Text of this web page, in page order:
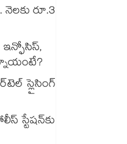
నెలకు రూ.3
ఇన్ఫోసిస్,
స్లైసింగ్
స్టేషన్⁪కు